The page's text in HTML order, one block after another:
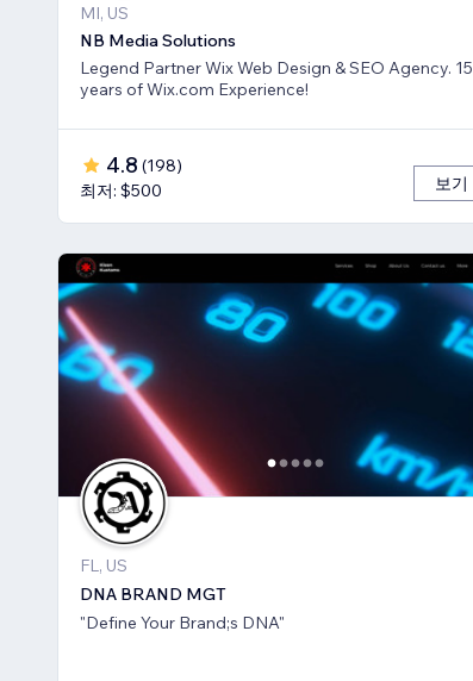
MI, US
NB Media Solutions
Legend Partner Wix Web Design & SEO Agency. 15
years of Wix.com Experience!
4.8 (198)
최저: $500
보기
FL, US
DNA BRAND MGT
"Define Your Brand;s DNA"